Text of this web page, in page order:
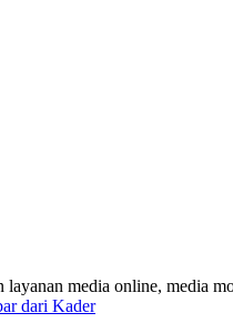
media online, media
dari Kader